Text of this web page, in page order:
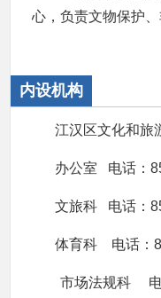
心，负责文物保护、
内设机构
江汉区文化和旅
办公室 电话
文旅科 电话：
体育科 电话：
市场法规科 电